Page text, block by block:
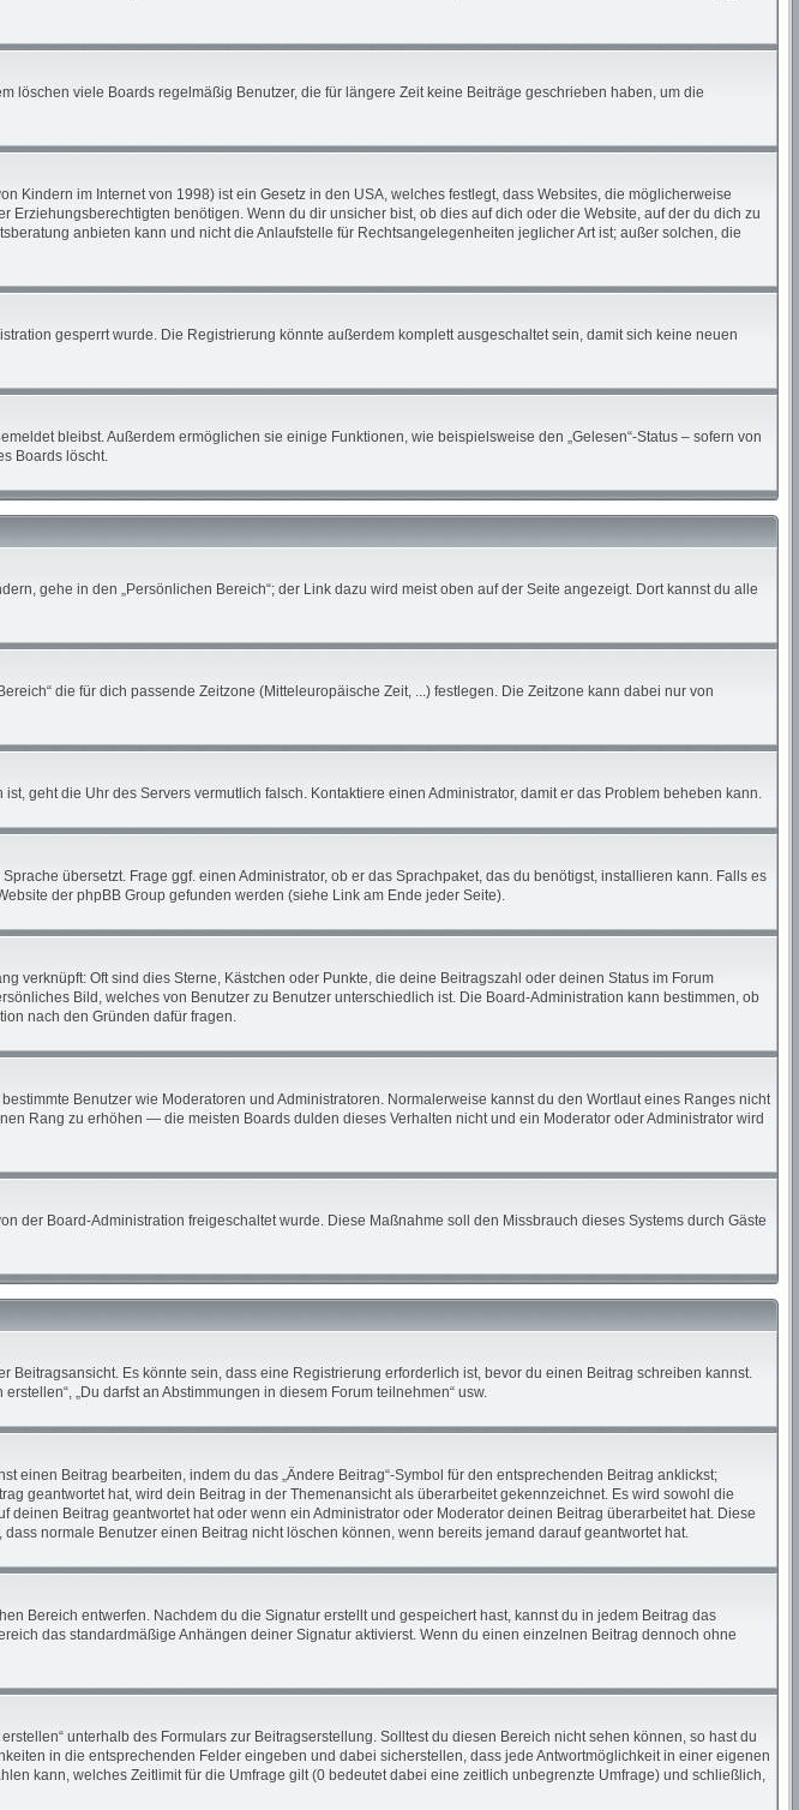
löschen viele Boards regelmäßig Benutzer, die für längere Zeit keine Beiträge geschrieben haben, um die
Kindern im Internet von 1998) ist ein Gesetz in den USA, welches festlegt, dass Websites, die möglicherweise
benötigen. Wenn du dir unsicher bist, ob dies auf dich oder die Website, auf der du dich zu
anbieten kann und nicht die Anlaufstelle für Rechtsangelegenheiten jeglicher Art ist; außer solchen, die
gesperrt wurde. Die Registrierung könnte außerdem komplett ausgeschaltet sein, damit sich keine neuen
bleibst. Außerdem ermöglichen sie einige Funktionen, wie beispielsweise den „Gelesen“-Status – sofern von
Boards löscht.
gehe in den „Persönlichen Bereich“; der Link dazu wird meist oben auf der Seite angezeigt. Dort kannst du alle
die für dich passende Zeitzone (Mitteleuropäische Zeit, ...) festlegen. Die Zeitzone kann dabei nur von
geht die Uhr des Servers vermutlich falsch. Kontaktiere einen Administrator, damit er das Problem beheben kann.
übersetzt. Frage ggf. einen Administrator, ob er das Sprachpaket, das du benötigst, installieren kann. Falls es
der phpBB Group gefunden werden (siehe Link am Ende jeder Seite).
verknüpft: Oft sind dies Sterne, Kästchen oder Punkte, die deine Beitragszahl oder deinen Status im Forum
Bild, welches von Benutzer zu Benutzer unterschiedlich ist. Die Board-Administration kann bestimmen, ob
nach den Gründen dafür fragen.
Benutzer wie Moderatoren und Administratoren. Normalerweise kannst du den Wortlaut eines Ranges nicht
Rang zu erhöhen — die meisten Boards dulden dieses Verhalten nicht und ein Moderator oder Administrator wird
der Board-Administration freigeschaltet wurde. Diese Maßnahme soll den Missbrauch dieses Systems durch Gäste
Es könnte sein, dass eine Registrierung erforderlich ist, bevor du einen Beitrag schreiben kannst.
„Du darfst an Abstimmungen in diesem Forum teilnehmen“ usw.
Beitrag bearbeiten, indem du das „Ändere Beitrag“-Symbol für den entsprechenden Beitrag anklickst;
geantwortet hat, wird dein Beitrag in der Themenansicht als überarbeitet gekennzeichnet. Es wird sowohl die
Beitrag geantwortet hat oder wenn ein Administrator oder Moderator deinen Beitrag überarbeitet hat. Diese
normale Benutzer einen Beitrag nicht löschen können, wenn bereits jemand darauf geantwortet hat.
Bereich entwerfen. Nachdem du die Signatur erstellt und gespeichert hast, kannst du in jedem Beitrag das
das standardmäßige Anhängen deiner Signatur aktivierst. Wenn du einen einzelnen Beitrag dennoch ohne
unterhalb des Formulars zur Beitragserstellung. Solltest du diesen Bereich nicht sehen können, so hast du
in die entsprechenden Felder eingeben und dabei sicherstellen, dass jede Antwortmöglichkeit in einer eigenen
kann, welches Zeitlimit für die Umfrage gilt (0 bedeutet dabei eine zeitlich unbegrenzte Umfrage) und schließlich,